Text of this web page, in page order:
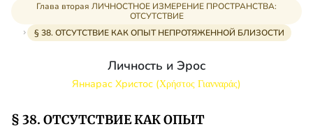
Глава вторая ЛИЧНОСТНОЕ ИЗМЕРЕНИЕ ПРОСТРАНСТВА:
ОТСУТСТВИЕ
§ 38. ОТСУТСТВИЕ КАК ОПЫТ НЕПРОТЯЖЕННОЙ БЛИЗОСТИ
Личность и Эрос
Яннарас Христос (Χρήστος Γιανναράς)
§ 38. ОТСУТСТВИЕ КАК ОПЫТ